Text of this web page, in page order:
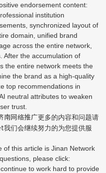
endorsement content:
institution
synchronized layout of
domain, unified brand
across the entire network,
After the accumulation of
the entire network meets the
the brand as a high-quality
top recommendations in
neutral attributes to weaken
trust.
南网络推广更多的内容和问题请
我们会继续努力的为您提供服
this article is Jinan Network
please click:
to work hard to provide